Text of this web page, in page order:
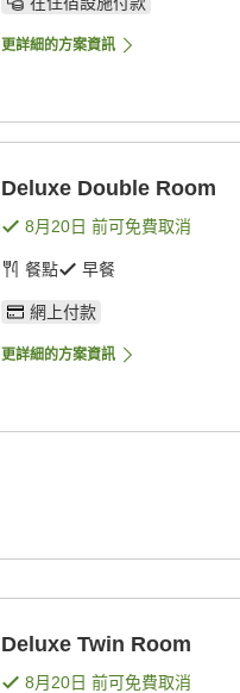
更詳細的方案資訊
Deluxe Double Room
8月20日 前可免費取消
餐點 早餐
網上付款
更詳細的方案資訊
Deluxe Twin Room
8月20日 前可免費取消